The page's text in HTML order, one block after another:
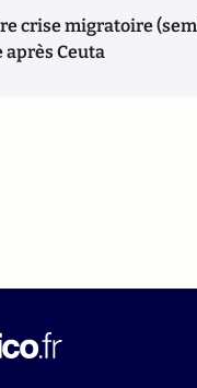
crise migratoire
Ceuta